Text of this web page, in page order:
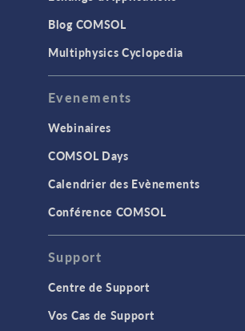
Blog COMSOL
Multiphysics Cyclopedia
Evenements
Webinaires
COMSOL Days
Calendrier des Evènements
Conférence COMSOL
Support
Centre de Support
Vos Cas de Support